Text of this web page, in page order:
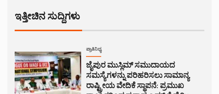
ಇತ್ತೀಚಿನ ಸುದ್ದಿಗಳು
ಪ್ರಾತಿನಿಧ್ಯ
ಜೈಪುರ ಮುಸ್ಲಿಮ್ ಸಮುದಾಯದ
ಸಮಸ್ಯೆಗಳನ್ನು ಪರಿಹರಿಸಲು ಸಾಮಾನ್ಯ
ರಾಷ್ಟ್ರೀಯ ವೇದಿಕೆ ಸ್ಥಾಪನೆ: ಪ್ರಮುಖ